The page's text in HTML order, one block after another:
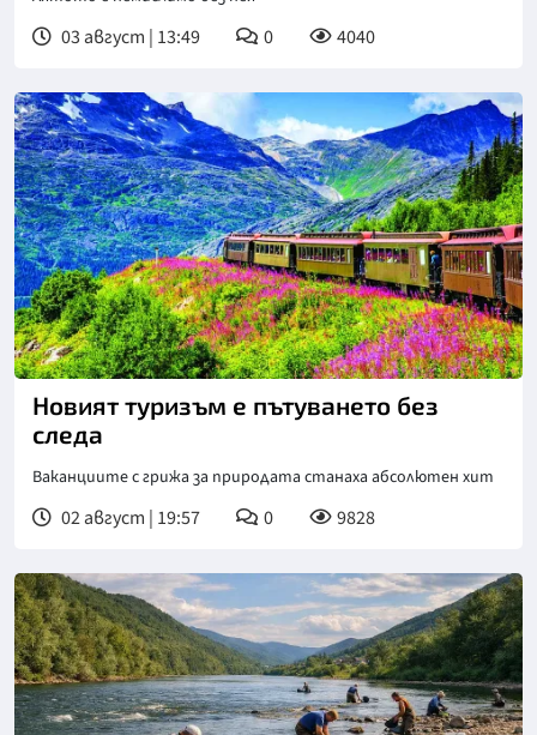
03 август | 13:49 0 4040
Новият туризъм е пътуването без
следа
Ваканциите с грижа за природата станаха абсолютен хит
02 август | 19:57 0 9828